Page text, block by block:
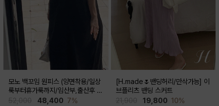
모노 백꼬임 원피스 (양면착용/일상
룩부터휴가룩까지/임산부,출산후 가
48,400 7%
[H.made🌷밴딩허리/만삭가능] 이
브플리츠 밴딩 스커트
19,800 10%